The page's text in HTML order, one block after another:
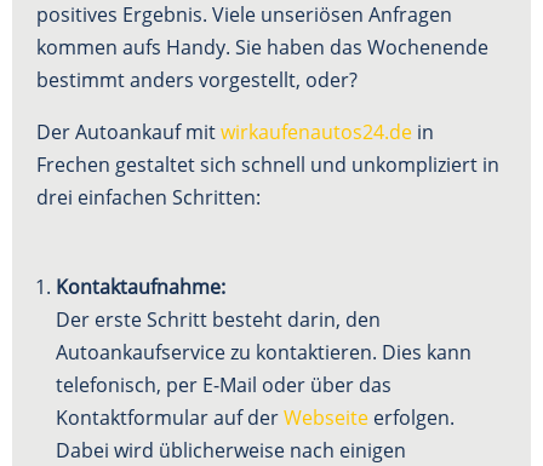
positives Ergebnis. Viele unseriösen Anfragen
kommen aufs Handy. Sie haben das Wochenende
bestimmt anders vorgestellt, oder?
Der Autoankauf mitwirkaufenautos24.de in
Frechen gestaltet sich schnell und unkompliziert in
drei einfachen Schritten:
Kontaktaufnahme:
Der erste Schritt besteht darin, den
Autoankaufservice zu kontaktieren. Dies kann
telefonisch, per E-Mail oder über das
Kontaktformular auf derWebseite erfolgen.
Dabei wird üblicherweise nach einigen